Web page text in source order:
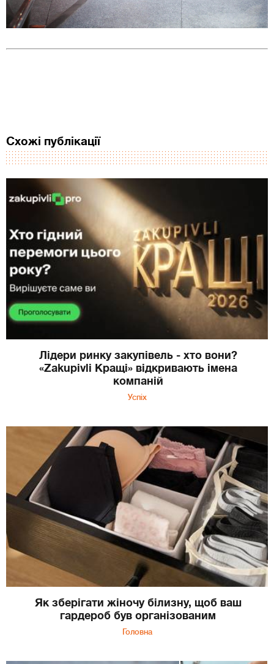
Схожі публікації
Лідери ринку закупівель - хто вони?
«Zakupivli Кращі» відкривають імена
компаній
Успіх
Як зберігати жіночу білизну, щоб ваш
гардероб був організованим
Головна